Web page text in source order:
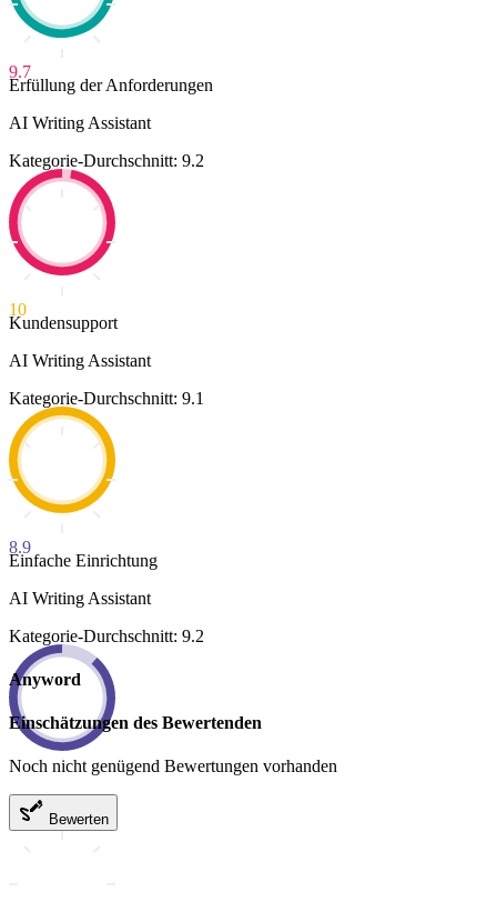
9.7
Erfüllung der Anforderungen
AI Writing Assistant
Kategorie-Durchschnitt: 9.2
10
Kundensupport
AI Writing Assistant
Kategorie-Durchschnitt: 9.1
8.9
Einfache Einrichtung
AI Writing Assistant
Kategorie-Durchschnitt: 9.2
Anyword
Einschätzungen des Bewertenden
Noch nicht genügend Bewertungen vorhanden
Bewerten